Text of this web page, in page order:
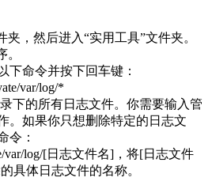
夹，然后进入“实用工具”文件夹。
下命令并按下回车键：
var/log/*
下的所有日志文件。你需要输入管
。如果你只想删除特定的日志文
令：
var/log/[日志文件名]，将[日志文件
具体日志文件的名称。